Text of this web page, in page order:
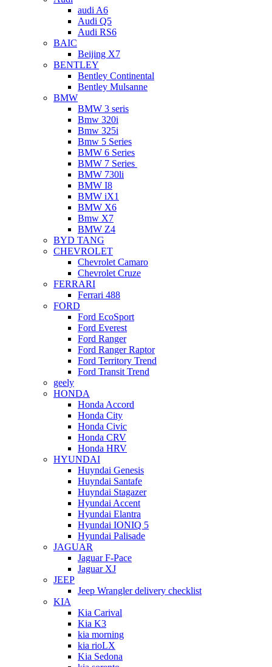
audi A6
Audi Q5
Audi RS6
BAIC
Beijing X7
BENTLEY
Bentley Continental
Bentley Mulsanne
BMW
BMW 3 seris
Bmw 320i
Bmw 325i
Bmw 5 Series
BMW 6 Series
BMW 7 Series
BMW 730li
BMW I8
BMW iX1
BMW X6
Bmw X7
BMW Z4
BYD TANG
CHEVROLET
Chevrolet Camaro
Chevrolet Cruze
FERRARI
Ferrari 488
FORD
Ford EcoSport
Ford Everest
Ford Ranger
Ford Ranger Raptor
Ford Territory Trend
Ford Transit Trend
geely
HONDA
Honda Accord
Honda City
Honda Civic
Honda CRV
Honda HRV
HYUNDAI
Huyndai Genesis
Huyndai Santafe
Huyndai Stagazer
Hyundai Accent
Hyundai Elantra
Hyundai IONIQ 5
Hyundai Palisade
JAGUAR
Jaguar F-Pace
Jaguar XJ
JEEP
Jeep Wrangler delivery checklist
KIA
Kia Carival
Kia K3
kia morning
kia rioLX
Kia Sedona